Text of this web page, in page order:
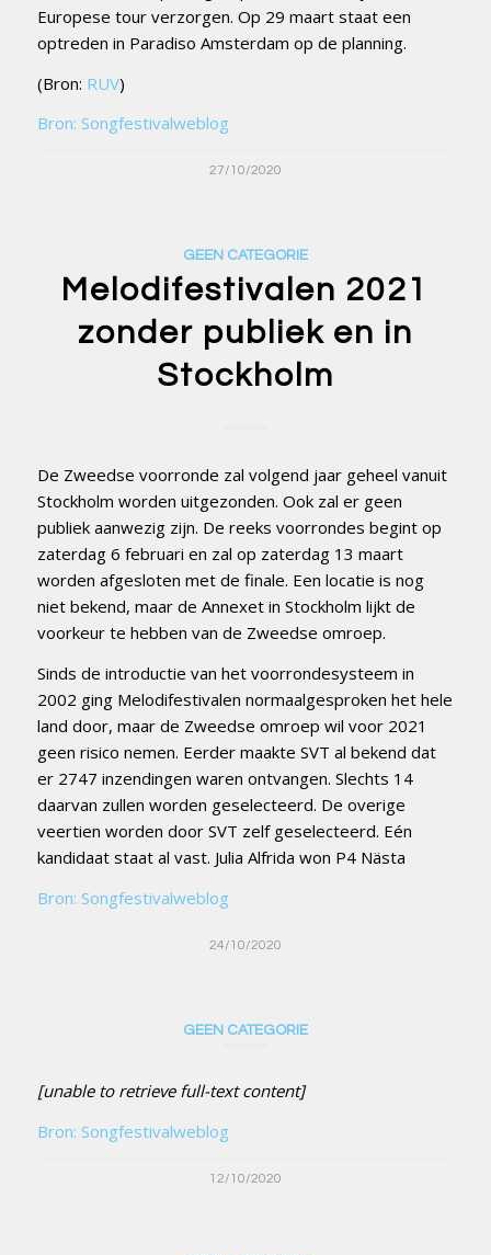
Europese tour verzorgen. Op 29 maart staat een
optreden in Paradiso Amsterdam op de planning.
(Bron: RUV)
Bron: Songfestivalweblog
27/10/2020
GEEN CATEGORIE
Melodifestivalen 2021
zonder publiek en in
Stockholm
De Zweedse voorronde zal volgend jaar geheel vanuit
Stockholm worden uitgezonden. Ook zal er geen
publiek aanwezig zijn. De reeks voorrondes begint op
zaterdag 6 februari en zal op zaterdag 13 maart
worden afgesloten met de finale. Een locatie is nog
niet bekend, maar de Annexet in Stockholm lijkt de
voorkeur te hebben van de Zweedse omroep.
Sinds de introductie van het voorrondesysteem in
2002 ging Melodifestivalen normaalgesproken het hele
land door, maar de Zweedse omroep wil voor 2021
geen risico nemen. Eerder maakte SVT al bekend dat
er 2747 inzendingen waren ontvangen. Slechts 14
daarvan zullen worden geselecteerd. De overige
veertien worden door SVT zelf geselecteerd. Eén
kandidaat staat al vast. Julia Alfrida won P4 Nästa
Bron: Songfestivalweblog
24/10/2020
GEEN CATEGORIE
[unable to retrieve full-text content]
Bron: Songfestivalweblog
12/10/2020